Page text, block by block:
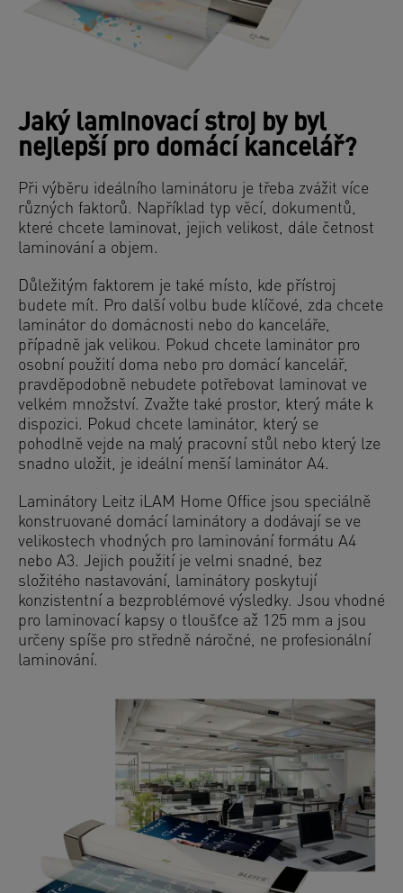
Jaký laminovací stroj by byl
nejlepší pro domácí kancelář?
Při výběru ideálního laminátoru je třeba zvážit více
různých faktorů. Například typ věcí, dokumentů,
které chcete laminovat, jejich velikost, dále četnost
laminování a objem.
Důležitým faktorem je také místo, kde přístroj
budete mít. Pro další volbu bude klíčové, zda chcete
laminátor do domácnosti nebo do kanceláře,
případně jak velikou. Pokud chcete laminátor pro
osobní použití doma nebo pro domácí kancelář,
pravděpodobně nebudete potřebovat laminovat ve
velkém množství. Zvažte také prostor, který máte k
dispozici. Pokud chcete laminátor, který se
pohodlně vejde na malý pracovní stůl nebo který lze
snadno uložit, je ideální menší laminátor A4.
Laminátory Leitz iLAM Home Office jsou speciálně
konstruované domácí laminátory a dodávají se ve
velikostech vhodných pro laminování formátu A4
nebo A3. Jejich použití je velmi snadné, bez
složitého nastavování, laminátory poskytují
konzistentní a bezproblémové výsledky. Jsou vhodné
pro laminovací kapsy o tloušťce až 125 mm a jsou
určeny spíše pro středně náročné, ne profesionální
laminování.